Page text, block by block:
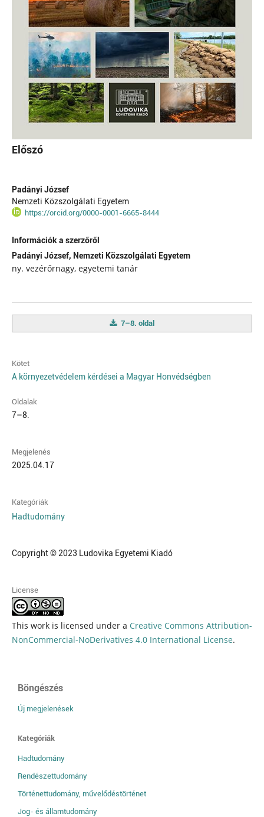
Előszó
Padányi József
Nemzeti Közszolgálati Egyetem
https://orcid.org/0000-0001-6665-8444
Információk a szerzőről
Padányi József, Nemzeti Közszolgálati Egyetem
ny. vezérőrnagy, egyetemi tanár
7–8. oldal
Kötet
A környezetvédelem kérdései a Magyar Honvédségben
Oldalak
7–8.
Megjelenés
2025.04.17
Kategóriák
Hadtudomány
Copyright © 2023 Ludovika Egyetemi Kiadó
License
This work is licensed under a Creative Commons Attribution-
NonCommercial-NoDerivatives 4.0 International License.
Böngészés
Új megjelenések
Kategóriák
Hadtudomány
Rendészettudomány
Történettudomány, művelődéstörténet
Jog- és államtudomány